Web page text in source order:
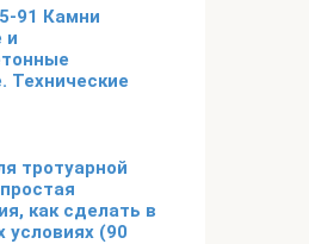
91 Камни
и
Технические
тротуарной
как сделать в
условиях (90